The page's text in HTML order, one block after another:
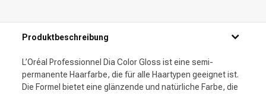
Produktbeschreibung
L’Oréal Professionnel Dia Color Gloss ist eine semi-
permanente Haarfarbe, die für alle Haartypen geeignet ist.
Die Formel bietet eine glänzende und natürliche Farbe, die